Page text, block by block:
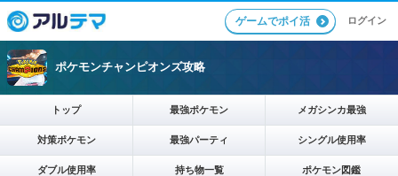
ゲームでポイ活 ログイン
ポケモンチャンピオンズ攻略
トップ 最強ポケモン メガシンカ最強
対策ポケモン 最強パーティ シングル使用率
ダブル使用率 持ち物一覧 ポケモン図鑑